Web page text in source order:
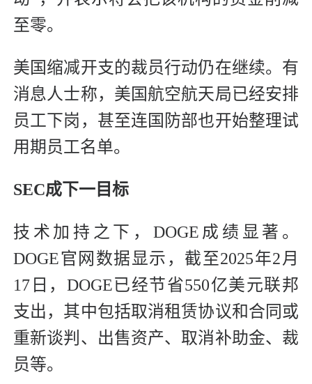
至零。
美国缩减开支的裁员行动仍在继续。有
消息人士称，美国航空航天局已经安排
员工下岗，甚至连国防部也开始整理试
用期员工名单。
SEC成下一目标
技术加持之下，DOGE成绩显著。
DOGE官网数据显示，截至2025年2月
17日，DOGE已经节省550亿美元联邦
支出，其中包括取消租赁协议和合同或
重新谈判、出售资产、取消补助金、裁
员等。